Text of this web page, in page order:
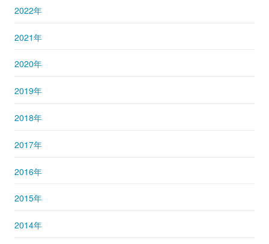
2022年
2021年
2020年
2019年
2018年
2017年
2016年
2015年
2014年